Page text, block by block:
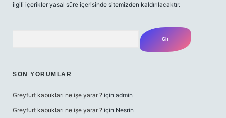
ilgili içerikler yasal süre içerisinde sitemizden kaldırılacaktır.
SON YORUMLAR
Greyfurt kabukları ne işe yarar ? için admin
Greyfurt kabukları ne işe yarar ? için Nesrin